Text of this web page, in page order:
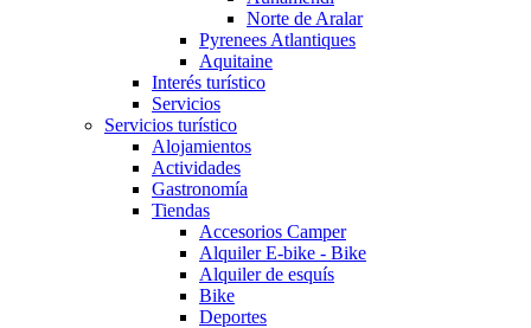
Norte de Aralar
Pyrenees Atlantiques
Aquitaine
Interés turístico
Servicios
Servicios turístico
Alojamientos
Actividades
Gastronomía
Tiendas
Accesorios Camper
Alquiler E-bike - Bike
Alquiler de esquís
Bike
Deportes